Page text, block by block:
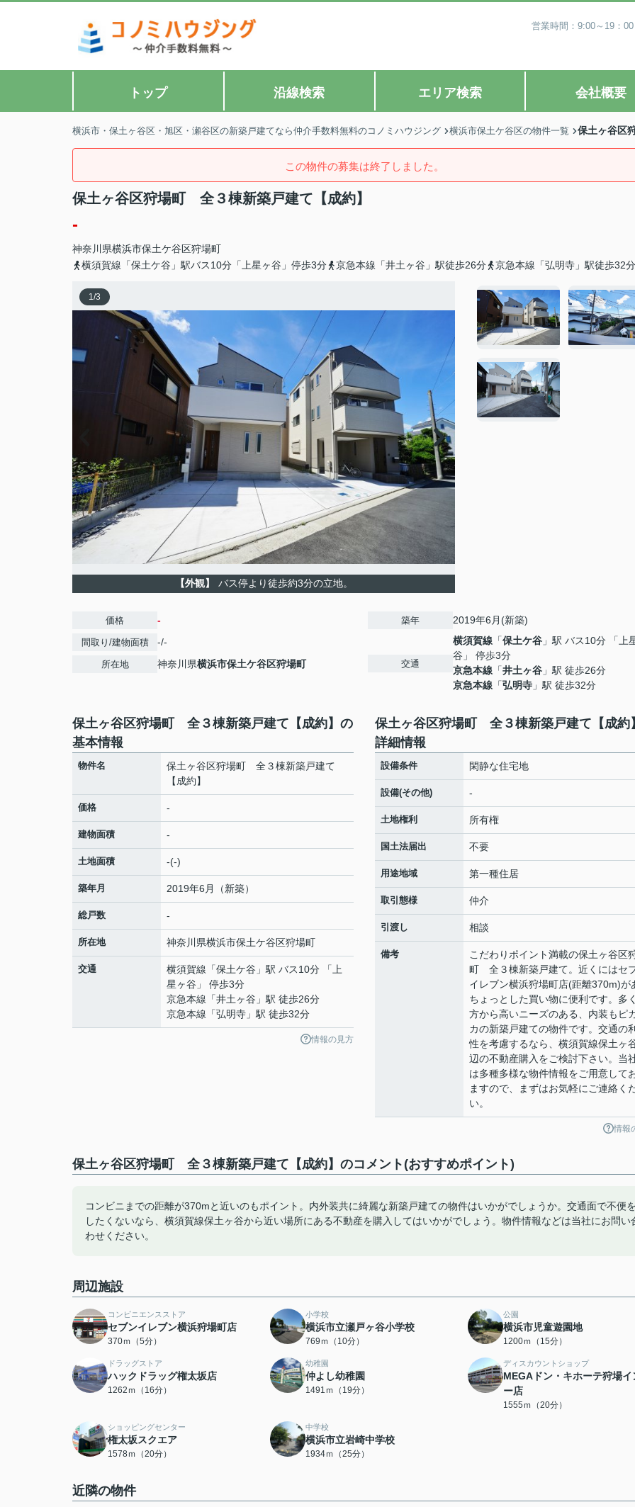
営業時間：9:00～19：
トップ 沿線検索 エリア検索 会社概要
横浜市・保土ヶ谷区・旭区・瀬谷区の新築戸建てなら仲介手数料無料のコノミハウジング 横浜市保土ケ谷区の物件一覧 保土ヶ谷区
この物件の募集は終了しました。
保土ヶ谷区狩場町 全３棟新築戸建て【成約】
-
神奈川県横浜市保土ケ谷区狩場町
横須賀線「保土ケ谷」駅バス10分「上星ヶ谷」停歩3分
京急本線「井土ヶ谷」駅徒歩26分 京急本線「弘明寺」駅徒歩32分
1/3
【外観】 バス停より徒歩約3分の立地。
価格 -
間取り/建物面積 -/-
所在地 神奈川県横浜市保土ケ谷区狩場町
築年 2019年6月(新築)
交通
横須賀線 「保土ケ谷 」駅 バス10分 「上
谷」 停歩3分
京急本線 「井土ヶ谷 」駅 徒歩26分
京急本線 「弘明寺 」駅 徒歩32分
保土ヶ谷区狩場町 全３棟新築戸建て【成約】の
基本情報
物件名
保土ヶ谷区狩場町 全３棟新築戸建て
【成約】
価格 -
建物面積 -
土地面積 -(-)
築年月 2019年6月（新築）
総戸数 -
所在地 神奈川県横浜市保土ケ谷区狩場町
交通 横須賀線 「保土ケ谷 」駅 バス10分 「上
星ヶ谷」 停歩3分
京急本線 「井土ヶ谷 」駅 徒歩26分
京急本線 「弘明寺 」駅 徒歩32分
情報の見方
保土ヶ谷区狩場町 全３棟新築戸建て【成約
詳細情報
設備条件 閑静な住宅地
設備(その他) -
土地権利 所有権
国土法届出 不要
用途地域 第一種住居
取引態様 仲介
引渡し 相談
備考
こだわりポイント満載の保土ヶ谷区
町 全３棟新築戸建て。近くにはセ
イレブン横浜狩場町店(距離370m)が
ちょっとした買い物に便利です。多
方から高いニーズのある、内装もピ
カの新築戸建ての物件です。交通の
性を考慮するなら、横須賀線保土ヶ
辺の不動産購入をご検討下さい。当
は多種多様な物件情報をご用意して
ますので、まずはお気軽にご連絡く
い。
情報
保土ヶ谷区狩場町 全３棟新築戸建て【成約】のコメント(おすすめポイント)
コンビニまでの距離が370mと近いのもポイント。内外装共に綺麗な新築戸建ての物件はいかがでしょうか。交通面で不便
したくないなら、横須賀線保土ヶ谷から近い場所にある不動産を購入してはいかがでしょう。物件情報などは当社にお問い
わせください。
周辺施設
コンビニエンスストア
セブンイレブン横浜狩場町店
370ｍ（5分）
小学校
横浜市立瀬戸ヶ谷小学校
769ｍ（10分）
公園
横浜市児童遊園地
1200ｍ（15分）
ドラッグストア
ハックドラッグ権太坂店
1262ｍ（16分）
幼稚園
仲よし幼稚園
1491ｍ（19分）
ディスカウントショップ
MEGAドン・キホーテ狩場イ
ー店
1555ｍ（20分）
ショッピングセンター
権太坂スクエア
1578ｍ（20分）
中学校
横浜市立岩崎中学校
1934ｍ（25分）
近隣の物件